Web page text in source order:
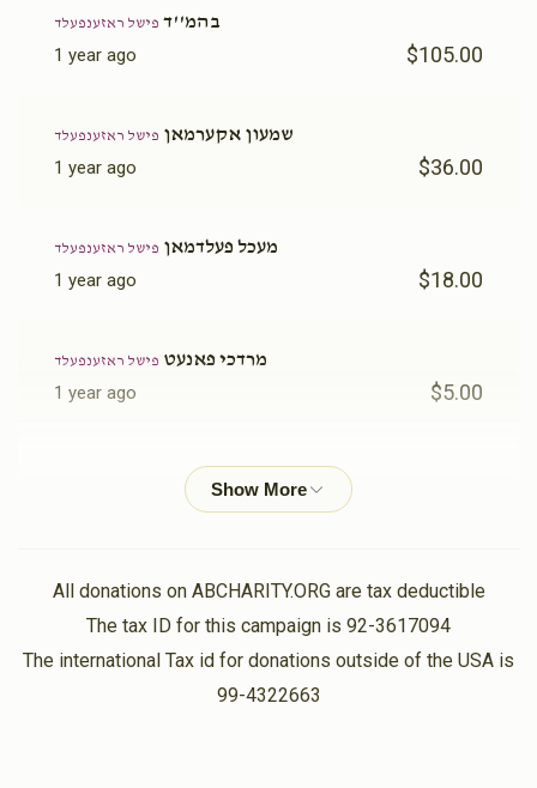
בהמ''ד פישל ראזענפעלד
1 year ago $105.00
שמעון אקערמאן פישל ראזענפעלד
1 year ago $36.00
מעכל פעלדמאן פישל ראזענפעלד
1 year ago $18.00
מרדכי פאנעט פישל ראזענפעלד
1 year ago $5.00
יצחק אייזיק הוראויץ
יוסף דוב שליט"אפישל ראזענפעלד
1 year ago $70.00
All donations on ABCHARITY.ORG are tax deductible
The tax ID for this campaign is 92-3617094
The international Tax id for donations outside of the USA is
99-4322663